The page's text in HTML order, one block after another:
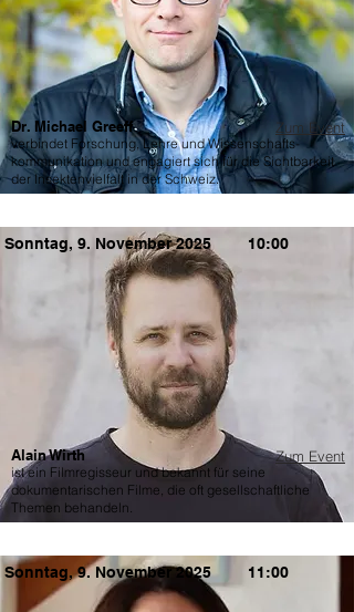
Dr. Michael Greeff
verbindet Forschung, Lehre und Wissenschafts-
kommunikation und engagiert sich für die Sichtbarkeit
der Insektenvielfalt in der Schweiz.
Zum Event
Sonntag, 9. November 2025 10:00
Alain Wirth
ist ein Filmregisseur und bekannt für seine
dokumentarischen Filme, die oft gesellschaftliche
Themen behandeln.
Zum Event
Sonntag, 9. November 2025 11:00